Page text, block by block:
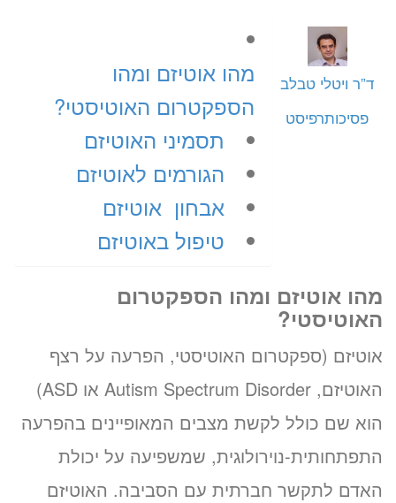
ד”ר ויטלי טבלב
פסיכותרפיסט
מהו אוטיזם ומהו
הספקטרום האוטיסטי?
תסמיני האוטיזם
הגורמים לאוטיזם
אבחון אוטיזם
טיפול באוטיזם
מהו אוטיזם ומהו הספקטרום
האוטיסטי?
אוטיזם (ספקטרום האוטיסטי, הפרעה על רצף
האוטיזם, Autism Spectrum Disorder או ASD)
הוא שם כולל לקשת מצבים המאופיינים בהפרעה
התפתחותית-נוירולוגית, שמשפיעה על יכולת
האדם לתקשר חברתית עם הסביבה. האוטיזם